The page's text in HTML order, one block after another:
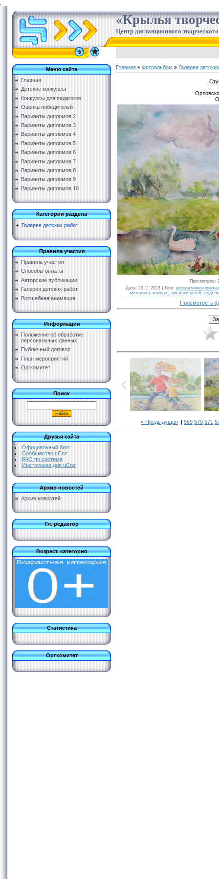
«Крылья
Центр дистанционного
Меню сайта
Главная
Детские конкурсы
Конкурсы для педагогов
Оценка победителей
Варианты дипломов 2
Варианты дипломов 3
Варианты дипломов 4
Варианты дипломов 5
Варианты дипломов 6
Варианты дипломов 7
Варианты дипломов 8
Варианты дипломов 9
Варианты дипломов 10
Категории раздела
Галерея детских работ
Правила участия
Правила участия
Способы оплаты
Авторские публикации
Галерея детских работ
Волшебная анимация
Информация
Положение об обработке
персональных данных
Публичный договор
План мероприятий
Оргкомитет
Поиск
Друзья сайта
Официальный блог
Сообщество uCoz
FAQ по системе
Инструкции для uCoz
Архив новостей
Архив новостей
Гл. редактор
Возраст. категория
Статистика
Оргкомитет
Главная » Фотоальбом » Галерея
Просмотров:
Дата: 23.11.2023 | Теги: декоративно-
материал конкурс рисунки детей
Просмотреть
« Предыдущая | 569 570 571